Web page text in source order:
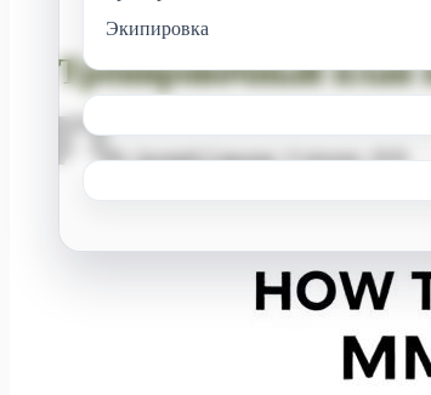
Тренировочный
ByАндрей Соколов/6 января, 2026
Экипировка